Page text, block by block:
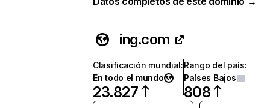
ing.com
Clasificación mundial:
En todo el mundo
23.827
Rango del país:
Países Bajos
808